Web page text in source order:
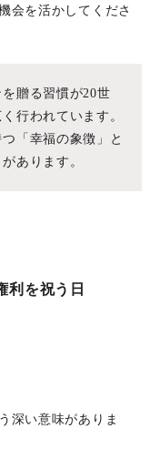
会を活かしてくださ
贈る習慣が20世
行われています。
「幸福の象徴」と
あります。
利を祝う日
深い意味がありま